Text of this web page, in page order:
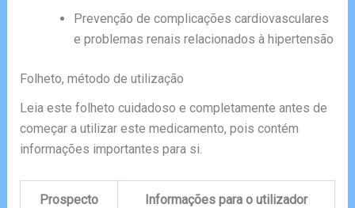
Prevenção de complicações cardiovasculares
e problemas renais relacionados à hipertensão
Folheto, método de utilização
Leia este folheto cuidadoso e completamente antes de
começar a utilizar este medicamento, pois contém
informações importantes para si.
Prospecto Informações para o utilizador